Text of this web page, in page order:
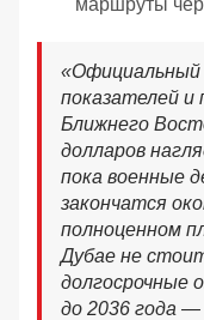
«Официальный
показателей и
Ближнего
долларов
пока военные
закончатся
полноценном
Дубае не
долгосрочные
до 2036 года